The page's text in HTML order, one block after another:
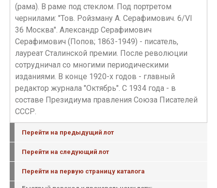
(рама). В раме под стеклом. Под портретом
чернилами: "Тов. Ройзману А. Серафимович. 6/VI
36 Москва". Александр Серафимович
Серафимович (Попов; 1863-1949) - писатель,
лауреат Сталинской премии. После революции
сотрудничал со многими периодическими
изданиями. В конце 1920-х годов - главный
редактор журнала "Октябрь". С 1934 года - в
составе Президиума правления Союза Писателей
СССР.
Перейти на предыдущий лот
Перейти на следующий лот
Перейти на первую страницу каталога